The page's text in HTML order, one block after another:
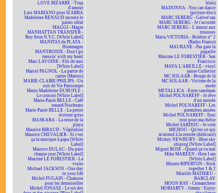
LOVE BIZARRE - Trop
d'amour
Luis MARIANO pour IZARRA
Madeleine RENAUD raconte le
palais idéal
MAGGI - Magie
MANHATTAN TRANSFER -
Boy from N.Y.C. [White Label]
MANITAS de PLATA -
Hommages
MANTRONIX - Don't go
messin' with my heart
Marc LAVOINE - Fils de moi
[White Label]
Marcel PAGNOL - La partie de
cartes (Marius)
MARIE-CLAIRE/PHILIPS - Un
soir de Vie Parisienne
Marie-Madeleine DURUFLÉ -
Le coucou [White Label]
Marie-Paule BELLE - Café
renard/Nosferatu
Marie-Paule BELLE - La petite
écriture grise
MASKARA - La reine de la
playa
Maurice BIRAUD - Végétaline
Maurice CHEVALIER - Si c'est
ça la musique à papa [White
Label]
Maurice DULAC - Du pain
chaque jour [White Label]
Maxime LE FORESTIER - La
visite
Michael JACKSON - One day
in your life
Michel FUGAIN - Chanson
pour les demoiselles
Michel JONASZ - Le roi des
bleu)
MADONNA - You can dance
(picture-disc)
MARC SEBERG - Galver'ran
MARC SEBERG - Je t'accorde
MARC SEBERG - L'amour aux
trousses
Maria VICTORIA - Boléros n° 2
(Radio France)
MAURANE - Pas gaie la
pagaille
Maxime LE FORESTIER - San
Francisco
MAYA L'ABEILLE - vinyl
jaune Collector
MC SOLAAR - Bouge de là
MC SOLAAR - Victime de la
mode
METALLICA - Enter sandman
Michel POLNAREFF - Je rêve
d'un monde
Michel POLNAREFF - Les
premières années
Michel POLNAREFF - Tout
tout pour ma chérie
Michel SARDOU - Je vole
MICHOU - Qu'est-ce qui
m'attend à la rentrée (dédicacé)
Mickey NEWBURY - Blue sky
shining [White Label]
Miguel BOSÉ - Quand ça va mal
Mike MAREEN - Here I am
[White Label]
Minnie RIPERTON - Stick
together 1 & 2
Mireille MATHIEU -
BARCLAY
MOON RAY - Comanchero
MORIARTY - Jimmy / Enjoy